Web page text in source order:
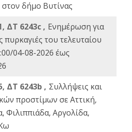
στον δήμο Βυτίνας
ΔΤ 6243c , Ενημέρωση για
πυρκαγιές του τελευταίου
04-08-2026 έως
ΔΤ 6243b , Συλλήψεις και
προστίμων σε Αττική,
Φιλιππιάδα, Αργολίδα,